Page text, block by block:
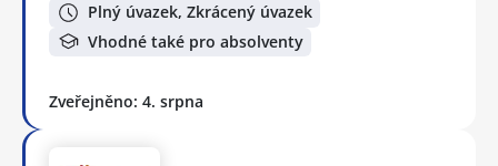
Plný úvazek, Zkrácený úvazek
Vhodné také pro absolventy
Zveřejněno: 4. srpna